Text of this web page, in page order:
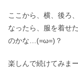
ここから、横、後ろ
なったら、服を着せ
のかな…(=ω=)？
楽しんで続けてみま